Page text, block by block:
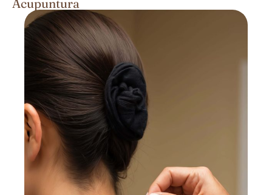
Acupuntura